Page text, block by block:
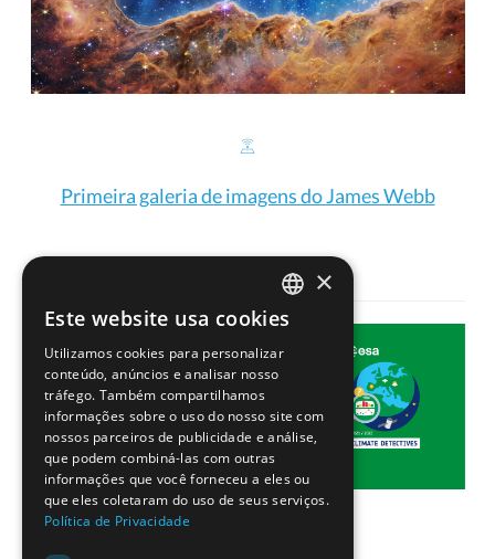
Primeira galeria de imagens do James Webb
PORTUGUESE
ENGLISH
×
Este website usa cookies
Utilizamos cookies para personalizar
conteúdo, anúncios e analisar nosso
tráfego. Também compartilhamos
informações sobre o uso do nosso site com
nossos parceiros de publicidade e análise,
que podem combiná-las com outras
informações que você forneceu a eles ou
que eles coletaram do uso de seus serviços.
Política de Privacidade